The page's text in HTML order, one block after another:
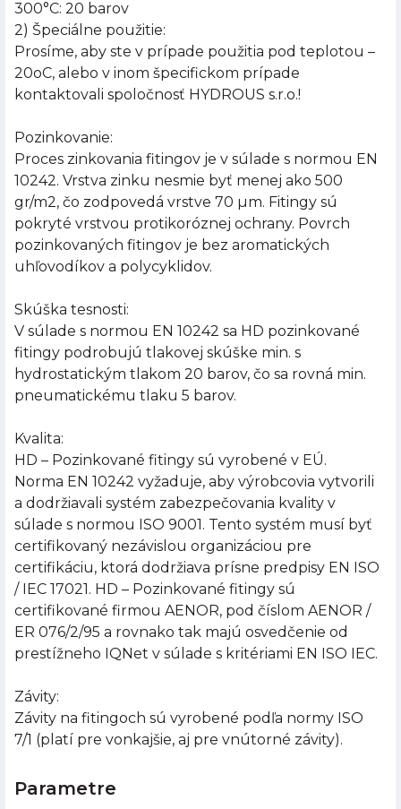
300°C: 20 barov
2) Špeciálne použitie:
Prosíme, aby ste v prípade použitia pod teplotou –
20oC, alebo v inom špecifickom prípade
kontaktovali spoločnosť HYDROUS s.r.o.!
Pozinkovanie:
Proces zinkovania fitingov je v súlade s normou EN
10242. Vrstva zinku nesmie byť menej ako 500
gr/m2, čo zodpovedá vrstve 70 µm. Fitingy sú
pokryté vrstvou protikoróznej ochrany. Povrch
pozinkovaných fitingov je bez aromatických
uhľovodíkov a polycyklidov.
Skúška tesnosti:
V súlade s normou EN 10242 sa HD pozinkované
fitingy podrobujú tlakovej skúške min. s
hydrostatickým tlakom 20 barov, čo sa rovná min.
pneumatickému tlaku 5 barov.
Kvalita:
HD – Pozinkované fitingy sú vyrobené v EÚ.
Norma EN 10242 vyžaduje, aby výrobcovia vytvorili
a dodržiavali systém zabezpečovania kvality v
súlade s normou ISO 9001. Tento systém musí byť
certifikovaný nezávislou organizáciou pre
certifikáciu, ktorá dodržiava prísne predpisy EN ISO
/ IEC 17021. HD – Pozinkované fitingy sú
certifikované firmou AENOR, pod číslom AENOR /
ER 076/2/95 a rovnako tak majú osvedčenie od
prestížneho IQNet v súlade s kritériami EN ISO IEC.
Závity:
Závity na fitingoch sú vyrobené podľa normy ISO
7/1 (platí pre vonkajšie, aj pre vnútorné závity).
Parametre